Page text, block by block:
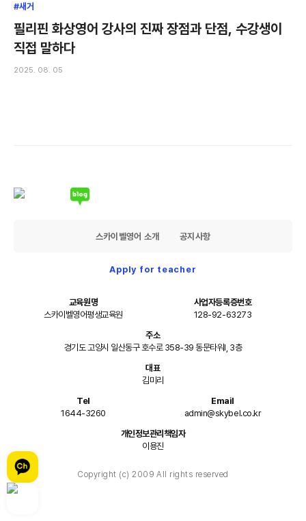
#새거
필리핀 화상영어 강사의 진짜 장점과 단점, 수강생이
직접 말하다
2025. 08. 05
스카이벨영어 소개 공지사항
Apply for teacher
교육원명
스카이벨영어평생교육원
사업자등록증번호
128-92-63273
주소
경기도 고양시 일산동구 호수로 358-39 동문타워I, 3층
대표
김미리
Tel
1644-3260
Email
admin@skybel.co.kr
개인정보관리책임자
이용진
Copyright (c) 2009 All rights reserved